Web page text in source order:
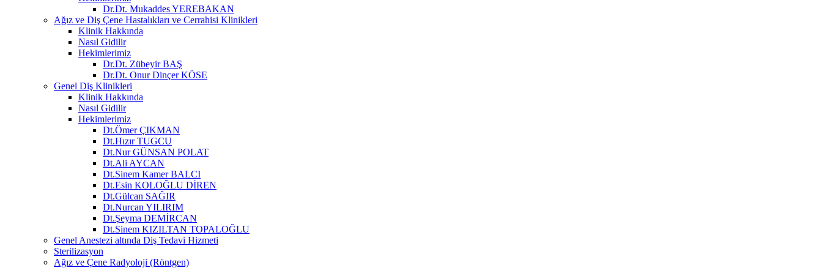
Dr.Dt. Mukaddes YEREBAKAN
Ağız ve Diş Çene Hastalıkları ve Cerrahisi Klinikleri
Klinik Hakkında
Nasıl Gidilir
Hekimlerimiz
Dr.Dt. Zübeyir BAŞ
Dr.Dt. Onur Dinçer KÖSE
Genel Diş Klinikleri
Klinik Hakkında
Nasıl Gidilir
Hekimlerimiz
Dt.Ömer ÇIKMAN
Dt.Hızır TUGCU
Dt.Nur GÜNSAN POLAT
Dt.Ali AYCAN
Dt.Sinem Kamer BALCI
Dt.Esin KOLOĞLU DİREN
Dt.Gülcan SAĞIR
Dt.Nurcan YILIRIM
Dt.Şeyma DEMİRCAN
Dt.Sinem KIZILTAN TOPALOĞLU
Genel Anestezi altında Diş Tedavi Hizmeti
Sterilizasyon
Ağız ve Çene Radyoloji (Röntgen)